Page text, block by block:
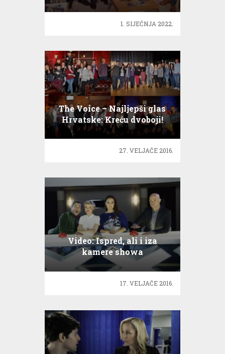
Night and Day
1. SIJEČNJA 2022.
The Voice – Najljepši glas
Hrvatske: Kreću dvoboji!
27. VELJAČE 2016.
Video: Ispred, ali i iza
kamere showa
‘Supertalent’!
17. VELJAČE 2016.